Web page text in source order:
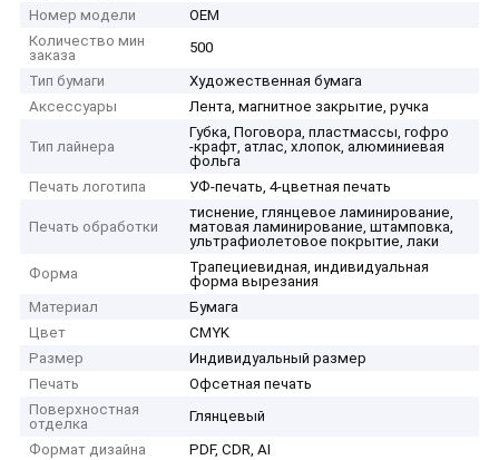
Номер модели
OEM
Количество мин
заказа
500
Тип бумаги
Художественная бумага
Аксессуары
Лента, магнитное закрытие, ручка
Тип лайнера
Губка, Поговора, пластмассы, гофро
-крафт, атлас, хлопок, алюминиевая
фольга
Печать логотипа
УФ-печать, 4-цветная печать
Печать обработки
тиснение, глянцевое ламинирование,
матовая ламинирование, штамповка,
ультрафиолетовое покрытие, лаки
Форма
Трапециевидная, индивидуальная
форма вырезания
Материал
Бумага
Цвет
CMYK
Размер
Индивидуальный размер
Печать
Офсетная печать
Поверхностная
отделка
Глянцевый
Формат дизайна
PDF, CDR, AI